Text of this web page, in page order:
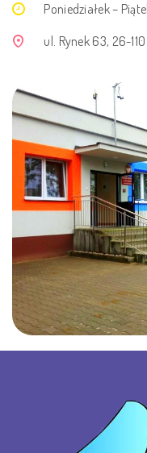
Poniedziałek –
ul. Rynek 63, 26-